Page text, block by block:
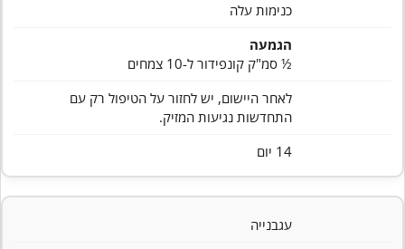
כנימות עלה
הגמעה
½ סמ"ק קונפידור ל-10 צמחים
לאחר היישום, יש לחזור על הטיפול רק עם
התחדשות נגיעות המזיק.
14 יום
עגבנייה